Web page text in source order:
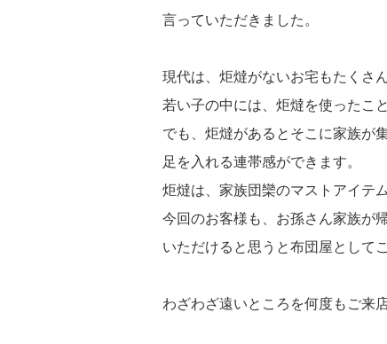
言っていただきました。
現代は、炬燵がないお宅もたくさ
若い子の中には、炬燵を使ったこ
でも、炬燵があるとそこに家族が
足を入れる連帯感ができます。
炬燵は、家族団欒のマストアイテム
今回のお客様も、お孫さん家族が
いただけると思うと布団屋として
わざわざ遠いところを何度もご来